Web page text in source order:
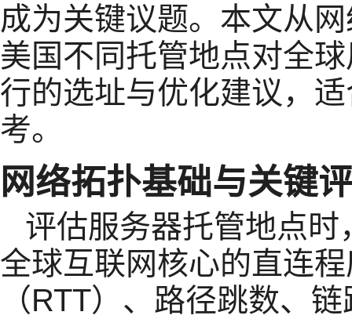
成为关键议题。本文从
美国不同托管地点对全
行的选址与优化建议，
考。
网络拓扑基础与关键
评估服务器托管地点
全球互联网核心的直连
（RTT）、路径跳数、